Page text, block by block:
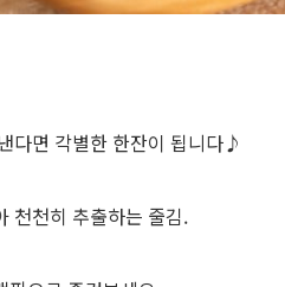
다면 각별한 한잔이 됩니다♪
천천히 추출하는 줄김.